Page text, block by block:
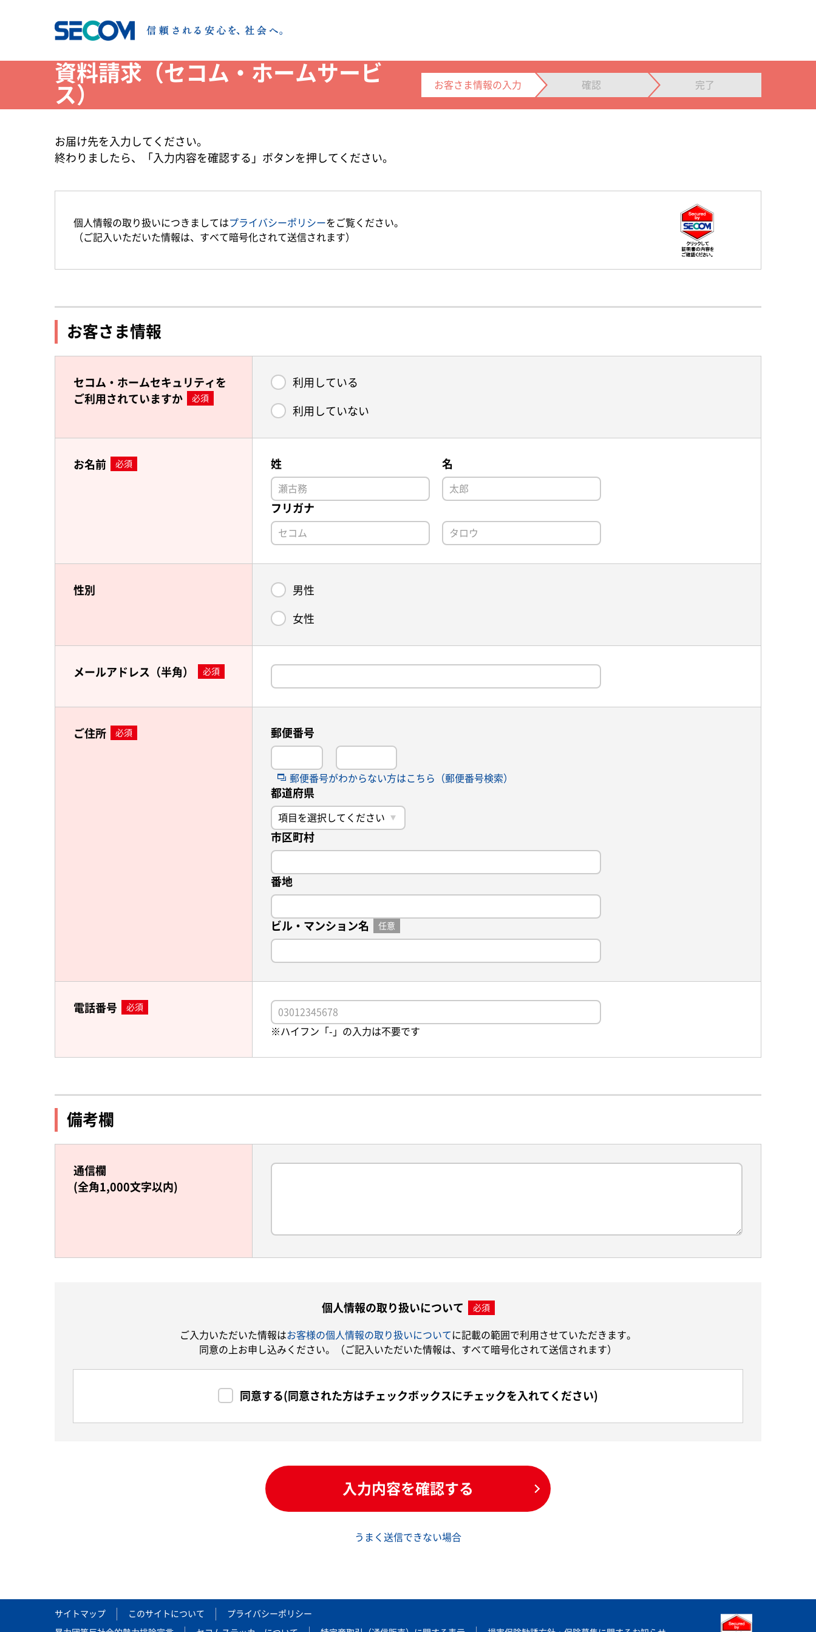
資料請求（セコム・ホームサービ
ス）
お客さま情報の入力 確認 完了
お届け先を入力してください。
終わりましたら、「入力内容を確認する」ボタンを押してください。
個人情報の取り扱いにつきましてはプライバシーポリシーをご覧ください。
（ご記入いただいた情報は、すべて暗号化されて送信されます）
お客さま情報
セコム・ホームセキュリティを
ご利用されていますか
必須
利用している
利用していない
お名前 必須 姓 名
フリガナ
性別 男性
女性
メールアドレス（半角） 必須
ご住所 必須 郵便番号
郵便番号がわからない方はこちら（郵便番号検索）
都道府県
市区町村
番地
ビル・マンション名 任意
電話番号 必須
※ハイフン「-」の入力は不要です
備考欄
通信欄
(全角1,000文字以内)
個人情報の取り扱いについて 必須
ご入力いただいた情報はお客様の個人情報の取り扱いについて に記載の範囲で利用させていただきます。
同意の上お申し込みください。（ご記入いただいた情報は、すべて暗号化されて送信されます）
同意する(同意された方はチェックボックスにチェックを入れてください)
入力内容を確認する
うまく送信できない場合
サイトマップ このサイトについて プライバシーポリシー